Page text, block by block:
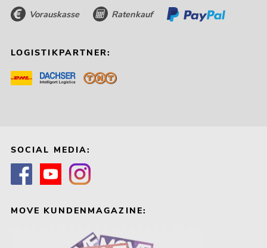
Vorauskasse Ratenkauf
LOGISTIKPARTNER:
SOCIAL MEDIA:
MOVE KUNDENMAGAZINE: